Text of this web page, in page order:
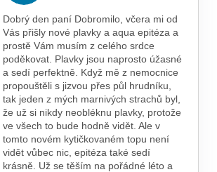
Dobrý den paní Dobromilo, včera mi od
Vás přišly nové plavky a aqua epitéza a
prostě Vám musím z celého srdce
poděkovat. Plavky jsou naprosto úžasné
a sedí perfektně. Když mě z nemocnice
propouštěli s jizvou přes půl hrudníku,
tak jeden z mých marnivých strachů byl,
že už si nikdy neobléknu plavky, protože
ve všech to bude hodně vidět. Ale v
tomto novém kytičkovaném topu není
vidět vůbec nic, epitéza také sedí
krásně. Už se těším na pořádné léto a